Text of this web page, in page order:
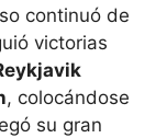
continuó de
victorias
, colocándose
su gran